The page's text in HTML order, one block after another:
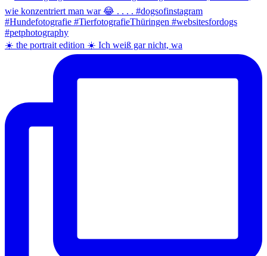
☀️ the portrait edition ☀️ Ich weiß gar nicht, wa